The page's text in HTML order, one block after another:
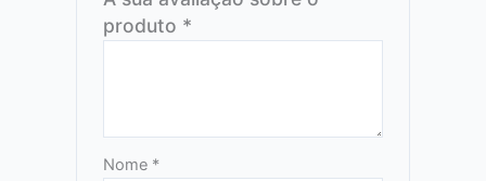
produto *
Nome *